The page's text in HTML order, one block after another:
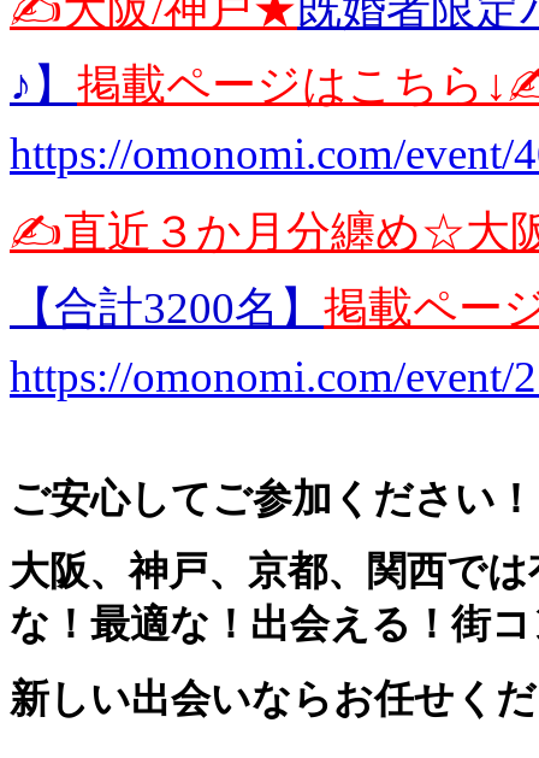
♪】 掲載ページはこちら
https://omonomi.com/event/
✍️直近３か月分纏め☆大
【合計3200名】 掲載ペー
https://omonomi.com/event/
ご安心してご参加ください
大阪、神戸、京都、関西で
な！最適な！出会える！街
新しい出会いならお任せく